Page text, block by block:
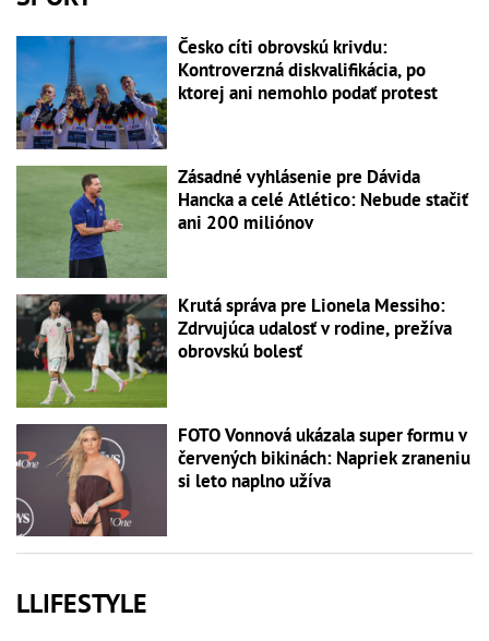
Česko cíti obrovskú krivdu:
Kontroverzná diskvalifikácia, po
ktorej ani nemohlo podať protest
Zásadné vyhlásenie pre Dávida
Hancka a celé Atlético: Nebude stačiť
ani 200 miliónov
Krutá správa pre Lionela Messiho:
Zdrvujúca udalosť v rodine, prežíva
obrovskú bolesť
FOTO Vonnová ukázala super formu v
červených bikinách: Napriek zraneniu
si leto naplno užíva
LLIFESTYLE